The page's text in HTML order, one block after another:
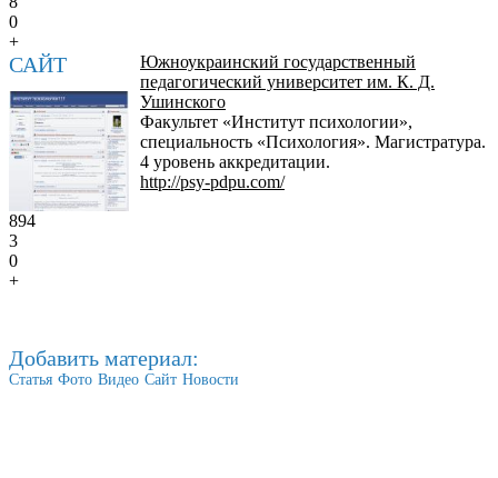
0
+
САЙТ
Южноукраинский государственный
педагогический университет им. К. Д.
Ушинского
Факультет «Институт психологии»,
специальность «Психология». Магистратура.
4 уровень аккредитации.
http://psy-pdpu.com/
894
3
0
+
Добавить материал:
Статья Фото Видео Сайт Новости